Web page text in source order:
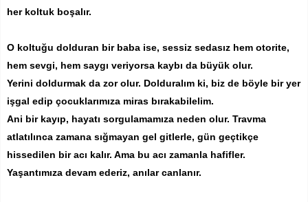
her koltuk boşalır.
O koltuğu dolduran bir baba ise, sessiz sedasız hem otorite,
hem sevgi, hem saygı veriyorsa kaybı da büyük olur.
Yerini doldurmak da zor olur. Dolduralım ki, biz de böyle bir yer
işgal edip çocuklarımıza miras bırakabilelim.
Ani bir kayıp, hayatı sorgulamamıza neden olur. Travma
atlatılınca zamana sığmayan gel gitlerle, gün geçtikçe
hissedilen bir acı kalır. Ama bu acı zamanla hafifler.
Yaşantımıza devam ederiz, anılar canlanır.